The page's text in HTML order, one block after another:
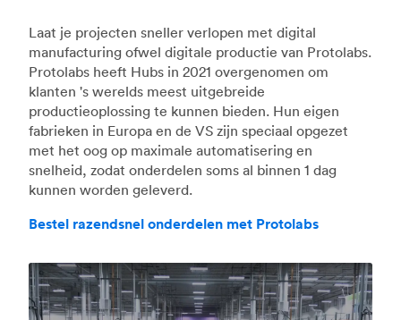
Laat je projecten sneller verlopen met digital
manufacturing ofwel digitale productie van Protolabs.
Protolabs heeft Hubs in 2021 overgenomen om
klanten 's werelds meest uitgebreide
productieoplossing te kunnen bieden. Hun eigen
fabrieken in Europa en de VS zijn speciaal opgezet
met het oog op maximale automatisering en
snelheid, zodat onderdelen soms al binnen 1 dag
kunnen worden geleverd.
Bestel razendsnel onderdelen met Protolabs